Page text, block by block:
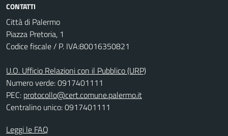
CONTATTI
Città di Palermo
Piazza Pretoria, 1
Codice fiscale / P. IVA:80016350821
U.O. Ufficio Relazioni con il Pubblico (URP)
Numero verde: 0917401111
PEC: protocollo@cert.comune.palermo.it
Centralino unico: 0917401111
Leggi le FAQ